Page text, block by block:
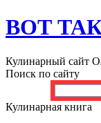
ВОТ
Кулинарный сайт
Поиск по сайту
Кулинарная книга